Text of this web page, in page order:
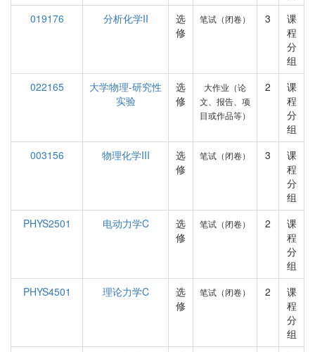
019176
分析化学II
选
修
笔试（闭卷） 3
课
程
分
组
022165
大学物理-研究性
实验
选
修
大作业（论
文、报告、项
目或作品等）
2
课
程
分
组
003156
物理化学III
选
修
笔试（闭卷） 3
课
程
分
组
PHYS2501
电动力学C
选
修
笔试（闭卷） 2
课
程
分
组
PHYS4501
理论力学C
选
修
笔试（闭卷） 2
课
程
分
组